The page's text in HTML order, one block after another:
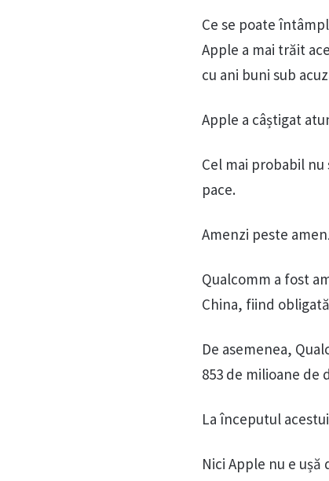
Ce se poate
Apple a mai trăit
cu ani buni sub
Apple a câștigat
Cel mai probabil
pace.
Amenzi peste
Qualcomm a fost
China, fiind
De asemenea,
853 de milioane de
La începutul
Nici Apple nu e ușă